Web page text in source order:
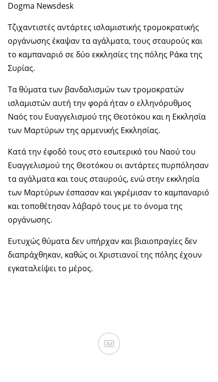
Dogma Newsdesk
Τζιχαντιστές αντάρτες ισλαμιστικής τρομοκρατικής
οργάνωσης έκαψαν τα αγάλματα, τους σταυρούς και
το καμπαναριό σε δύο εκκλησίες της πόλης Ράκα της
Συρίας.
Τα θύματα των βανδαλισμών των τρομοκρατών
ισλαμιστών αυτή την φορά ήταν ο ελληνόρυθμος
Ναός του Ευαγγελισμού της Θεοτόκου και η Εκκλησία
των Μαρτύρων της αρμενικής Εκκλησίας.
Κατά την έφοδό τους στο εσωτερικό του Ναού του
Ευαγγελισμού της Θεοτόκου οι αντάρτες πυρπόλησαν
τα αγάλματα και τους σταυρούς, ενώ στην εκκλησία
των Μαρτύρων έσπασαν και γκρέμισαν το καμπαναριό
και τοποθέτησαν λάβαρό τους με το όνομα της
οργάνωσης.
Ευτυχώς θύματα δεν υπήρχαν και βιαιοπραγίες δεν
διαπράχθηκαν, καθώς οι Χριστιανοί της πόλης έχουν
εγκαταλείψει το μέρος.
Ad